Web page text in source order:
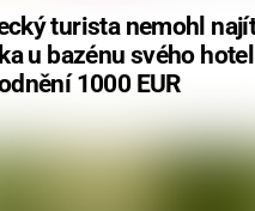
turista nemohl
u bazénu svého
1000 EUR